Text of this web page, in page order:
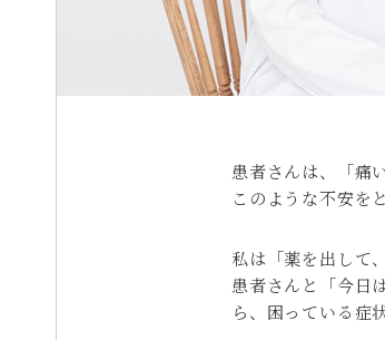
患者さんは、「痛
このような不安を
私は「薬を出して
患者さんと「今日
ら、困っている症